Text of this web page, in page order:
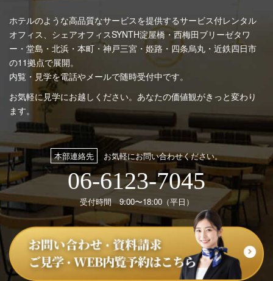
ホテルのような高品質なサービスを提供するサービス付レンタル
オフィス、シェアオフィスSYNTH淀屋橋・西梅田ブリーゼタワ
ー・堂島・北浜・本町・神戸三宮・姫路・四条烏丸・近鉄四日市
の11拠点で展開。
内覧・見学を電話やメールで随時受付中です。
お気軽に見学にお越しください。あなたの価値観がきっと変わり
ます。
本部連絡先 お気軽にお問い合わせください。
06-6123-7045
受付時間 9:00〜18:00（平日）